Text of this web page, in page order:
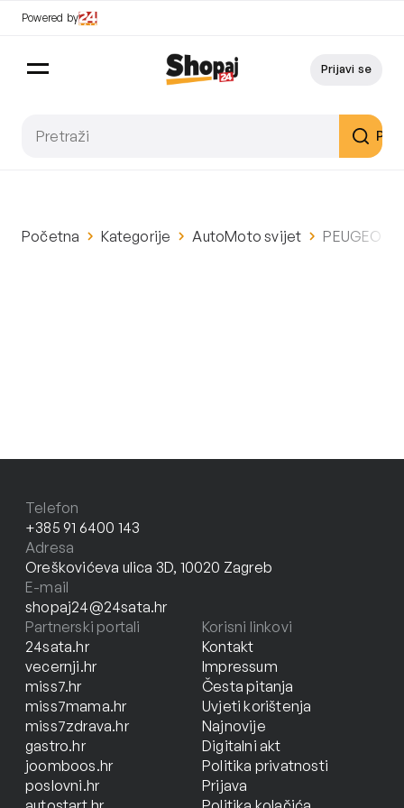
Powered by
Prijavi se
Početna Kategorije AutoMoto svijet PEUGEOT
Telefon
+385 91 6400 143
Adresa
Oreškovićeva ulica 3D, 10020 Zagreb
E-mail
shopaj24@24sata.hr
Partnerski portali
24sata.hr
vecernji.hr
miss7.hr
miss7mama.hr
miss7zdrava.hr
gastro.hr
joomboos.hr
poslovni.hr
Korisni linkovi
Kontakt
Impressum
Česta pitanja
Uvjeti korištenja
Najnovije
Digitalni akt
Politika privatnosti
Prijava